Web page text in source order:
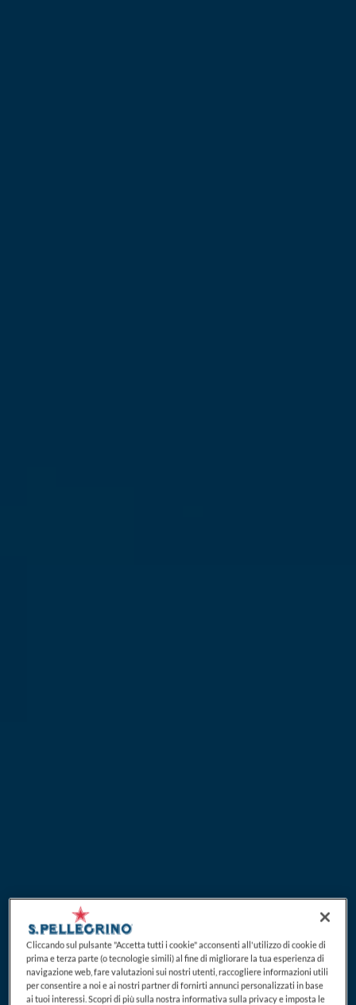
Cliccando sul pulsante "Accetta tutti i cookie" acconsenti all'utilizzo di cookie di
prima e terza parte (o tecnologie simili) al fine di migliorare la tua esperienza di
navigazione web, fare valutazioni sui nostri utenti, raccogliere informazioni utili
per consentire a noi e ai nostri partner di fornirti annunci personalizzati in base
ai tuoi interessi. Scopri di più sulla nostra informativa sulla privacy e imposta le